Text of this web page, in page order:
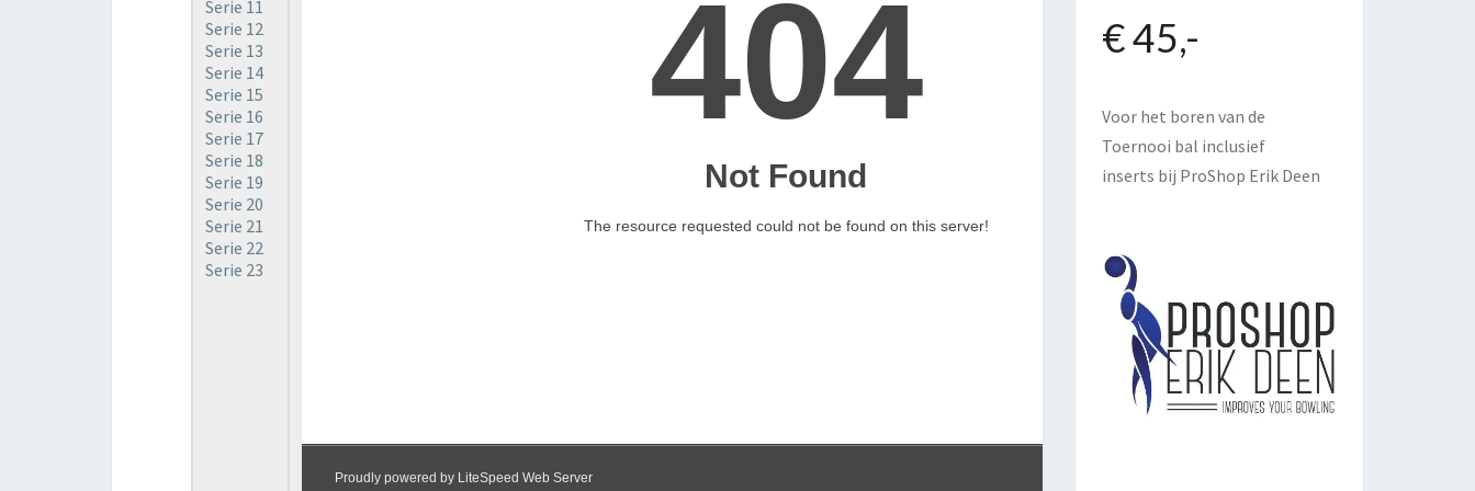
Serie 11
Serie 12
Serie 13
Serie 14
Serie 15
Serie 16
Serie 17
Serie 18
Serie 19
Serie 20
Serie 21
Serie 22
Serie 23
€ 45,-
Voor het boren van de
Toernooi bal inclusief
inserts bij ProShop Erik Deen